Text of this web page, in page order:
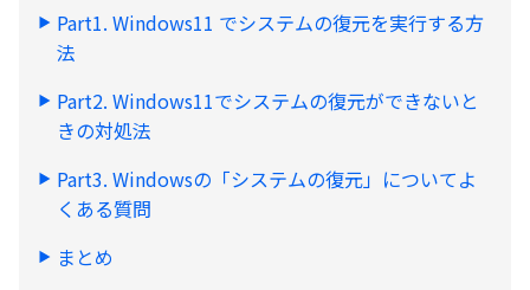
Part1. Windows11 でシステムの復元を実行する方
法
Part2. Windows11でシステムの復元ができないと
きの対処法
Part3. Windowsの「システムの復元」についてよ
くある質問
まとめ